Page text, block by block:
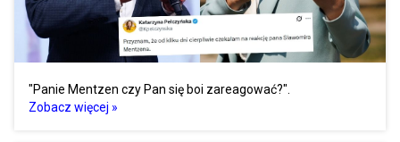
"Panie Mentzen czy Pan się boi zareagować?".
Zobacz więcej »